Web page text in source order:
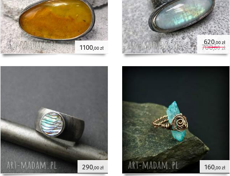
1100,00 zł
620,00 zł
700,00 zł
290,00 zł 160,00 zł